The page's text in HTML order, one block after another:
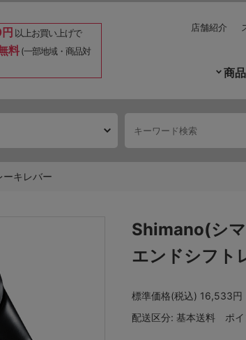
以上お買い上げで
料(一部地域・商品対
店舗紹介
商
ーキレバー
Shimano(シ
エンドシフト
標準価格(税込) 16,533円
配送区分: 基本送料 ポ